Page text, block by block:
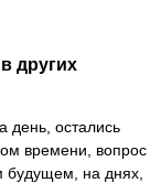
других
день, остались
времени, вопрос
на днях,